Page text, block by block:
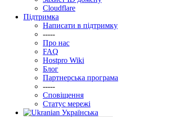
Clоudflare
Підтримка
Написати в підтримку
-----
Про нас
FAQ
Hostpro Wiki
Блог
Партнерська програма
-----
Сповіщення
Статус мережі
Українська